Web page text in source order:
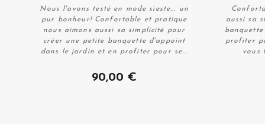
Nous l'avons testé en mode sieste... un
pur bonheur! Confortable et pratique
nous aimons aussi sa simplicité pour
créer une petite banquette d'appoint
dans le jardin et en profiter pour se...
90,00 €
aussi sa
profiter
vous